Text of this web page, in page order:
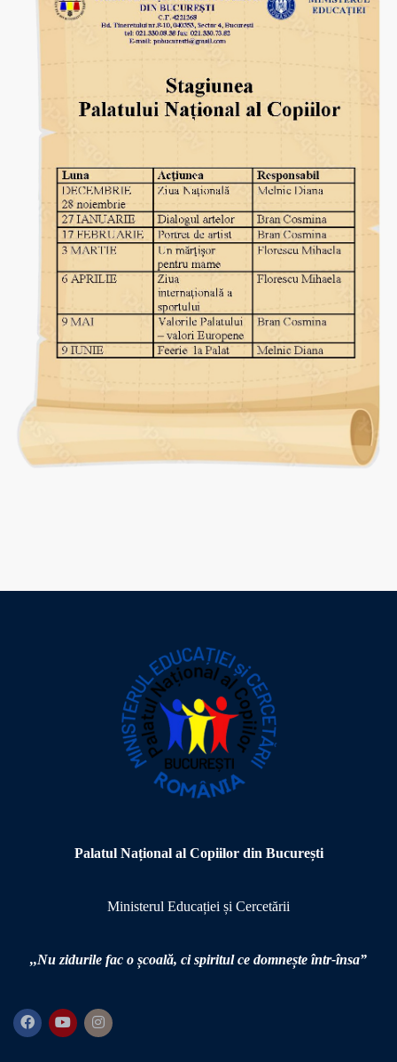
Palatul Național al Copiilor din București
Ministerul Educației și Cercetării
,,Nu zidurile fac o școală, ci spiritul ce domnește într-însa”